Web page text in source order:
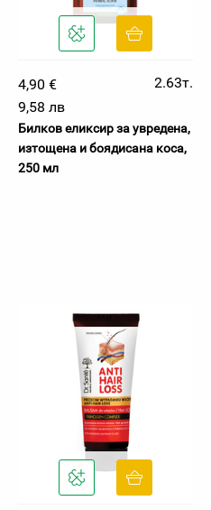
4,90 €
2.63т.
9,58 лв
Билков еликсир за увредена,
изтощена и боядисана коса,
250 мл